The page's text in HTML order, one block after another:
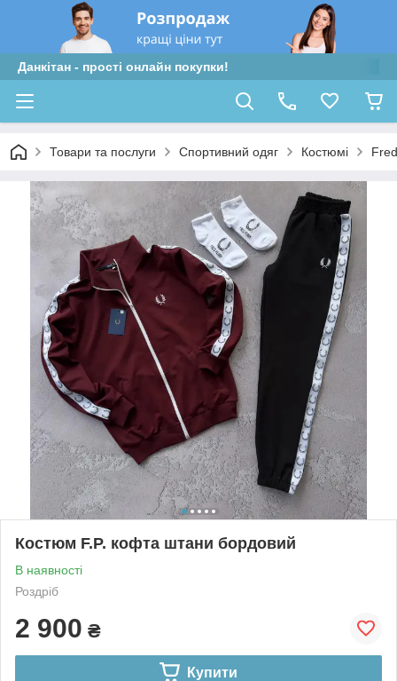
Данкітан - прості онлайн покупки!
Товари та послуги Спортивний одяг Костюмі
Костюм F.P. кофта штани бордовий
В наявності
Роздріб
2 900 ₴
Купити